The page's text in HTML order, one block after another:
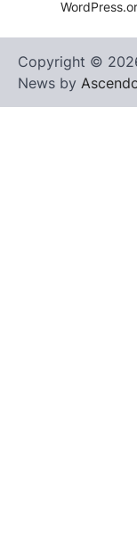
Copyright ©
News by